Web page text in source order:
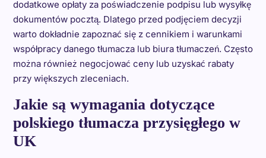
dodatkowe opłaty za poświadczenie podpisu lub wysyłkę
dokumentów pocztą. Dlatego przed podjęciem decyzji
warto dokładnie zapoznać się z cennikiem i warunkami
współpracy danego tłumacza lub biura tłumaczeń. Często
można również negocjować ceny lub uzyskać rabaty
przy większych zleceniach.
Jakie są wymagania dotyczące
polskiego tłumacza przysięgłego w
UK